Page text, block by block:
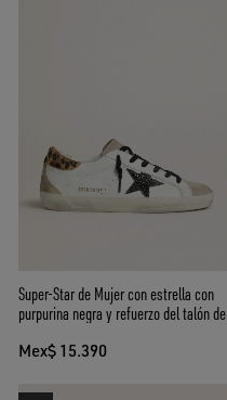
Super-Star de Mujer con estrella con
purpurina negra y refuerzo del talón de
Mex$ 15.390